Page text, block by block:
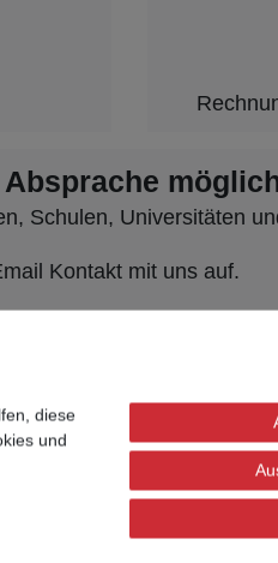
Schulen, Universitäten
Kontakt mit uns auf.
OpenScape
OpenScape
OpenScape
Cordless
Geräte /
HVT und
diese
und